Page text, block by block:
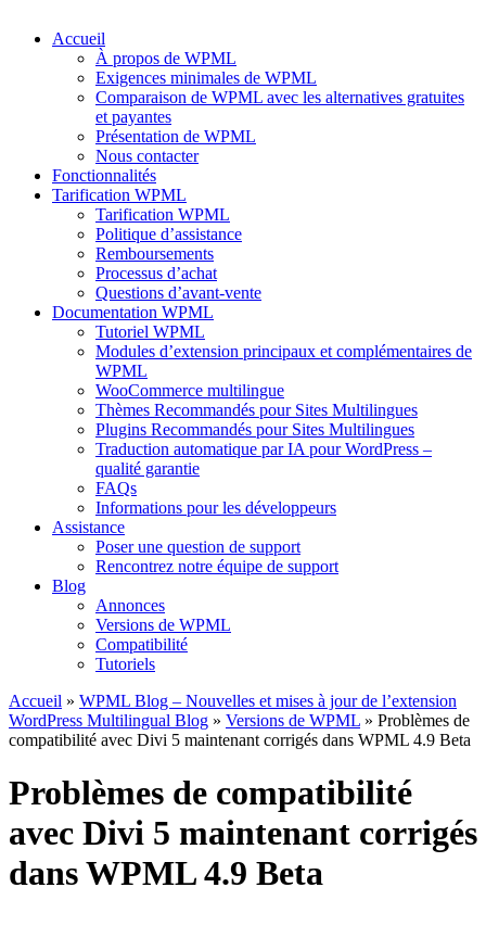
Accueil
À propos de WPML
Exigences minimales de WPML
Comparaison de WPML avec les alternatives gratuites
et payantes
Présentation de WPML
Nous contacter
Fonctionnalités
Tarification WPML
Tarification WPML
Politique d’assistance
Remboursements
Processus d’achat
Questions d’avant-vente
Documentation WPML
Tutoriel WPML
Modules d’extension principaux et complémentaires de
WPML
WooCommerce multilingue
Thèmes Recommandés pour Sites Multilingues
Plugins Recommandés pour Sites Multilingues
Traduction automatique par IA pour WordPress –
qualité garantie
FAQs
Informations pour les développeurs
Assistance
Poser une question de support
Rencontrez notre équipe de support
Blog
Annonces
Versions de WPML
Compatibilité
Tutoriels
Accueil » WPML Blog – Nouvelles et mises à jour de l’extension
WordPress Multilingual Blog » Versions de WPML » Problèmes de
compatibilité avec Divi 5 maintenant corrigés dans WPML 4.9 Beta
Problèmes de compatibilité
avec Divi 5 maintenant corrigés
dans WPML 4.9 Beta